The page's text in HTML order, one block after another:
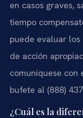
en casos graves,
tiempo
puede evaluar
de acción
comuníquese con
bufete al (888)
¿Cuál es la